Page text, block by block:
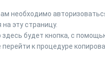
необходимо
эту страницу.
здесь будет кнопка, с
к процедуре